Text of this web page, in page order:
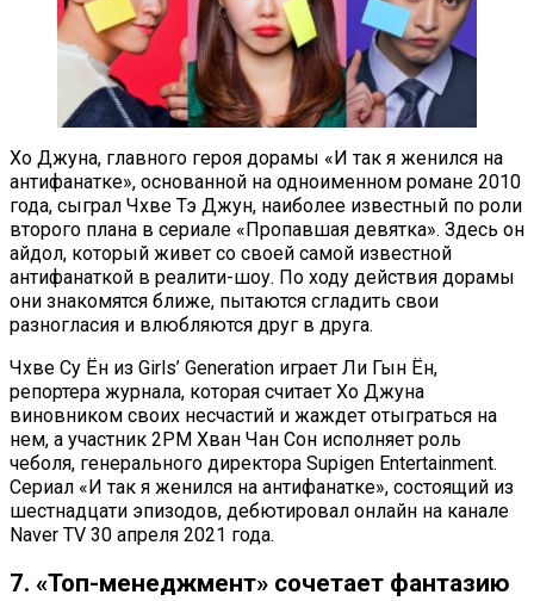
Хо Джуна, главного героя дорамы «И так я женился на
антифанатке», основанной на одноименном романе 2010
года, сыграл Чхве Тэ Джун, наиболее известный по роли
второго плана в сериале «Пропавшая девятка». Здесь он
айдол, который живет со своей самой известной
антифанаткой в реалити-шоу. По ходу действия дорамы
они знакомятся ближе, пытаются сгладить свои
разногласия и влюбляются друг в друга.
Чхве Су Ён из Girls’ Generation играет Ли Гын Ён,
репортера журнала, которая считает Хо Джуна
виновником своих несчастий и жаждет отыграться на
нем, а участник 2PM Хван Чан Сон исполняет роль
чеболя, генерального директора Supigen Entertainment.
Сериал «И так я женился на антифанатке», состоящий из
шестнадцати эпизодов, дебютировал онлайн на канале
Naver TV 30 апреля 2021 года.
7. «Топ-менеджмент» сочетает фантазию